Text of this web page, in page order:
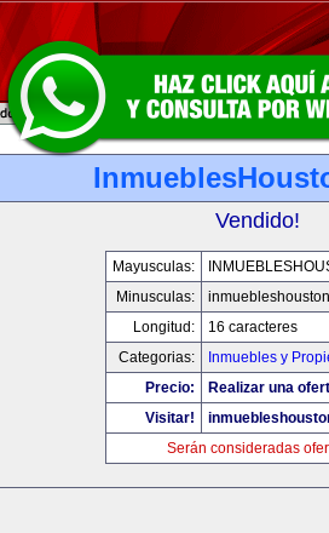
Vendido!
Mayusculas:
Minusculas:
Longitud:
16 caracteres
Categorias:
Inmuebles y
Precio:
Realizar una
Visitar!
Serán consideradas